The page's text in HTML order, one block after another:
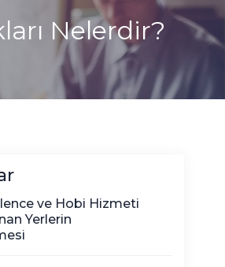
Nelerdir?
ve Hobi Hizmeti
Yerlerin